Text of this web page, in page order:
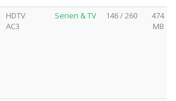
HDTV
AC3
Serien & TV 146 / 260
474
MB